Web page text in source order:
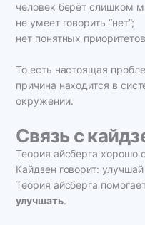
человек берёт слишком
не умеет говорить “нет”;
нет понятных
То есть настоящая
причина находится в
окружении.
Связь с
Теория айсберга хорошо
Кайдзен говорит:
Теория айсберга
улучшать.